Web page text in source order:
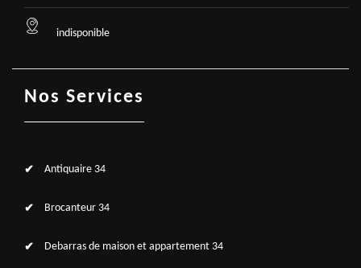
indisponible
Nos Services
Antiquaire 34
Brocanteur 34
Debarras de maison et appartement 34